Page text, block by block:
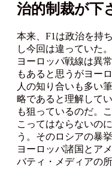
治的制裁が下
本来、F1は政治を持
し今回は違っていた
ヨーロッパ戦線は異
もあると思うがヨー
人の知り合いも多い
略であると理解して
も狙っているのだ。
こってはならないの
う。そのロシアの暴
ヨーロッパ諸国とア
バティ・メディアの